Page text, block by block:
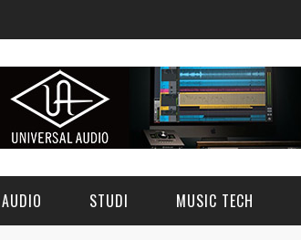
STUDI MUSIC TECH